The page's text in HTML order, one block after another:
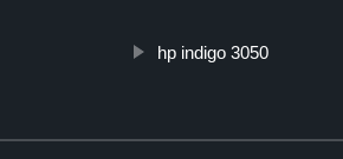
hp indigo 3050